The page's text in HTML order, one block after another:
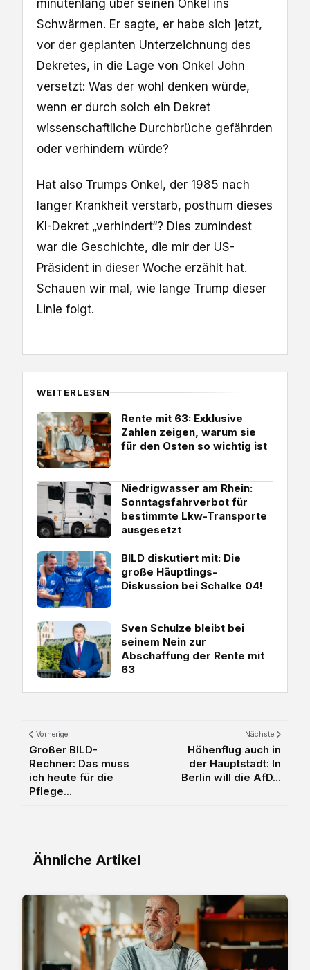
minutenlang über seinen Onkel ins
Schwärmen. Er sagte, er habe sich jetzt,
vor der geplanten Unterzeichnung des
Dekretes, in die Lage von Onkel John
versetzt: Was der wohl denken würde,
wenn er durch solch ein Dekret
wissenschaftliche Durchbrüche gefährden
oder verhindern würde?
Hat also Trumps Onkel, der 1985 nach
langer Krankheit verstarb, posthum dieses
KI-Dekret „verhindert“? Dies zumindest
war die Geschichte, die mir der US-
Präsident in dieser Woche erzählt hat.
Schauen wir mal, wie lange Trump dieser
Linie folgt.
WEITERLESEN
Rente mit 63: Exklusive
Zahlen zeigen, warum sie
für den Osten so wichtig ist
Niedrigwasser am Rhein:
Sonntagsfahrverbot für
bestimmte Lkw-Transporte
ausgesetzt
BILD diskutiert mit: Die
große Häuptlings-
Diskussion bei Schalke 04!
Sven Schulze bleibt bei
seinem Nein zur
Abschaffung der Rente mit
63
Vorherige
Großer BILD-
Rechner: Das muss
ich heute für die
Pflege...
Nächste
Höhenflug auch in
der Hauptstadt: In
Berlin will die AfD...
Ähnliche Artikel